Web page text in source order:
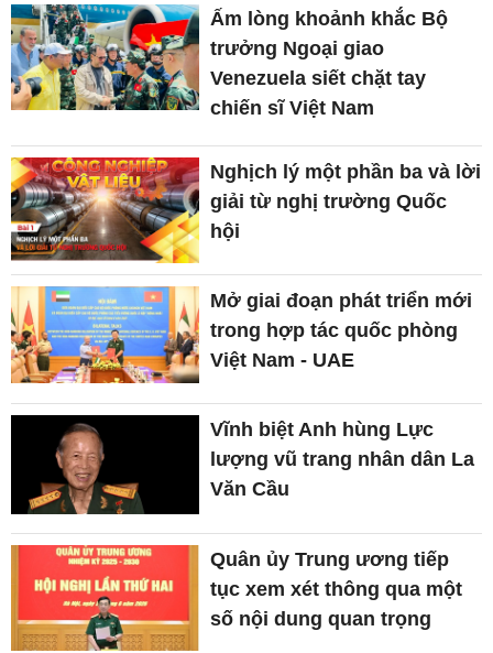
Ấm lòng khoảnh khắc Bộ
trưởng Ngoại giao
Venezuela siết chặt tay
chiến sĩ Việt Nam
Nghịch lý một phần ba và lời
giải từ nghị trường Quốc
hội
Mở giai đoạn phát triển mới
trong hợp tác quốc phòng
Việt Nam - UAE
Vĩnh biệt Anh hùng Lực
lượng vũ trang nhân dân La
Văn Cầu
Quân ủy Trung ương tiếp
tục xem xét thông qua một
số nội dung quan trọng